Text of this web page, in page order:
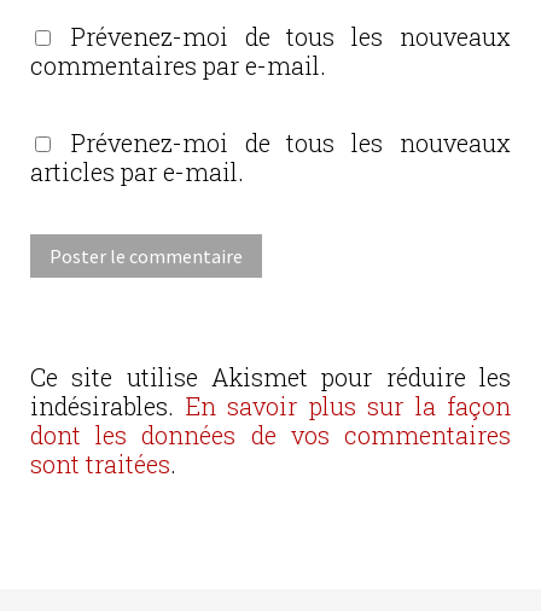
Prévenez-moi de tous les nouveaux
commentaires par e-mail.
Prévenez-moi de tous les nouveaux
articles par e-mail.
Ce site utilise Akismet pour réduire les
indésirables. En savoir plus sur la façon
dont les données de vos commentaires
sont traitées.